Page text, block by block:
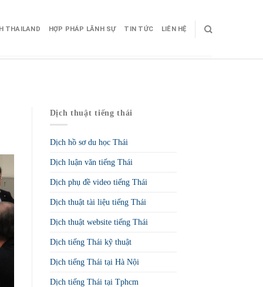
THAILAND HỢP PHÁP LÃNH SỰ TIN TỨC LIÊN HỆ
Dịch thuật tiếng thái
Dịch hồ sơ du học Thái
Dịch luận văn tiếng Thái
Dịch phụ đề video tiếng Thái
Dịch thuật tài liệu tiếng Thái
Dịch thuật website tiếng Thái
Dịch tiếng Thái kỹ thuật
Dịch tiếng Thái tại Hà Nội
Dịch tiếng Thái tại Tphcm